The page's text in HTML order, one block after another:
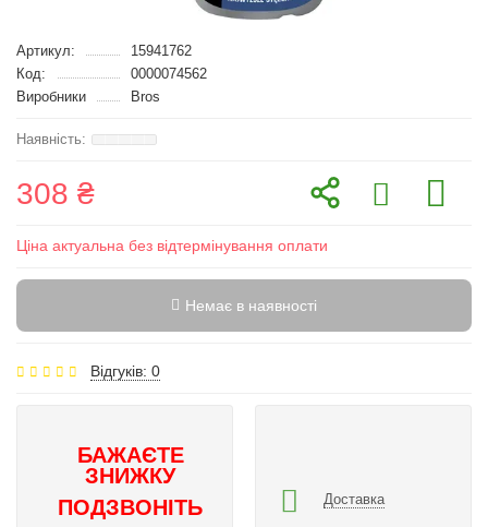
Артикул:
15941762
Код:
0000074562
Виробники
Bros
308 ₴
Ціна актуальна без відтермінування оплати
Немає в наявності
Відгуків: 0
БАЖАЄТЕ
ЗНИЖКУ
ПОДЗВОНІТЬ
Доставка